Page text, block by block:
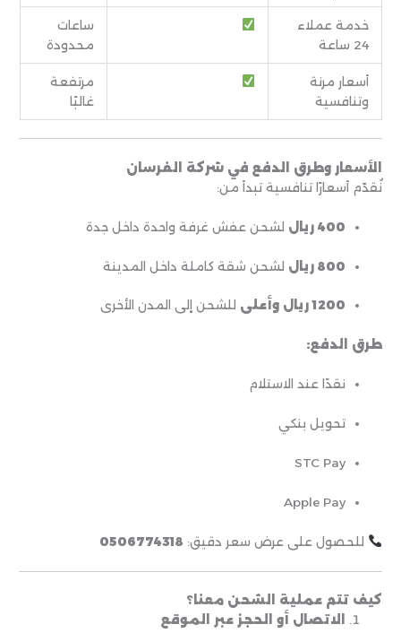
خدمة عملاء
24 ساعة
ساعات
محدودة
أسعار مرنة
وتنافسية
مرتفعة
غالبًا
الأسعار وطرق الدفع في شركة الفرسان
نُقدّم أسعارًا تنافسية تبدأ من:
400 ريال لشحن عفش غرفة واحدة داخل جدة
800 ريال لشحن شقة كاملة داخل المدينة
1200 ريال وأعلى للشحن إلى المدن الأخرى
طرق الدفع:
نقدًا عند الاستلام
تحويل بنكي
STC Pay
Apple Pay
للحصول على عرض سعر دقيق: 0506774318
كيف تتم عملية الشحن معنا؟
الاتصال أو الحجز عبر الموقع